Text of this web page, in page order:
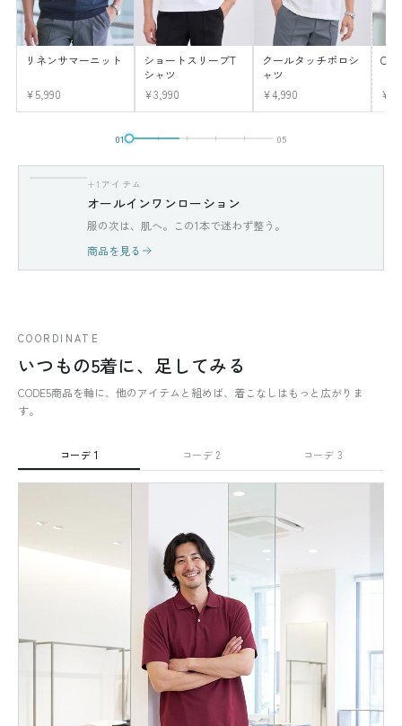
リネンサマーニット
¥5,990
ショートスリーブT
シャツ
¥3,990
クールタッチポロシ
ャツ
¥4,990
01 05
+1アイテム
オールインワンローション
服の次は、肌へ。この1本で迷わず整う。
商品を見る
COORDINATE
いつもの5着に、足してみる
CODE5商品を軸に、他のアイテムと組めば、着こなしはもっと広がりま
す。
コーデ 1 コーデ 2 コーデ 3